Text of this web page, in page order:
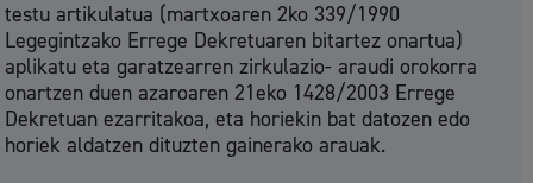
testu artikulatua (martxoaren 2ko 339/1990
Legegintzako Errege Dekretuaren bitartez onartua)
aplikatu eta garatzearren zirkulazio- araudi orokorra
onartzen duen azaroaren 21eko 1428/2003 Errege
Dekretuan ezarritakoa, eta horiekin bat datozen edo
horiek aldatzen dituzten gainerako arauak.